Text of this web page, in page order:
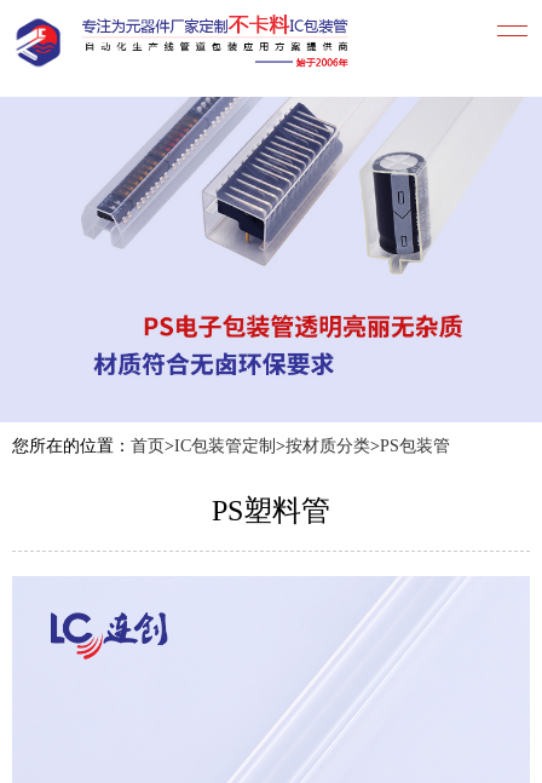
您所在的位置： 首页>IC包装管定制 >按材质分类>PS包装管
PS塑料管